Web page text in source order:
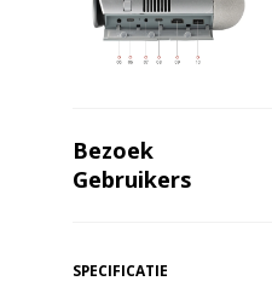
Bezoek
Gebruikers
SPECIFICATIE